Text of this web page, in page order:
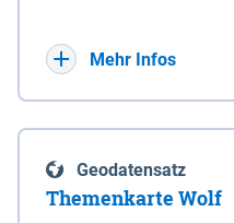
Deichbehörde durch
enthalten. Sperrwerke Sperrwerke sind Bauwerke
mit Sperrvorrichtungen
Mehr Infos
Geodatensatz
Themenkarte Wolf